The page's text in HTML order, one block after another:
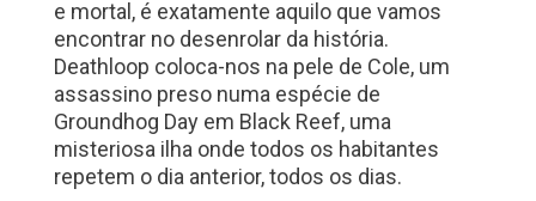
e mortal, é exatamente aquilo que vamos
encontrar no desenrolar da história.
Deathloop coloca-nos na pele de Cole, um
assassino preso numa espécie de
Groundhog Day em Black Reef, uma
misteriosa ilha onde todos os habitantes
repetem o dia anterior, todos os dias.